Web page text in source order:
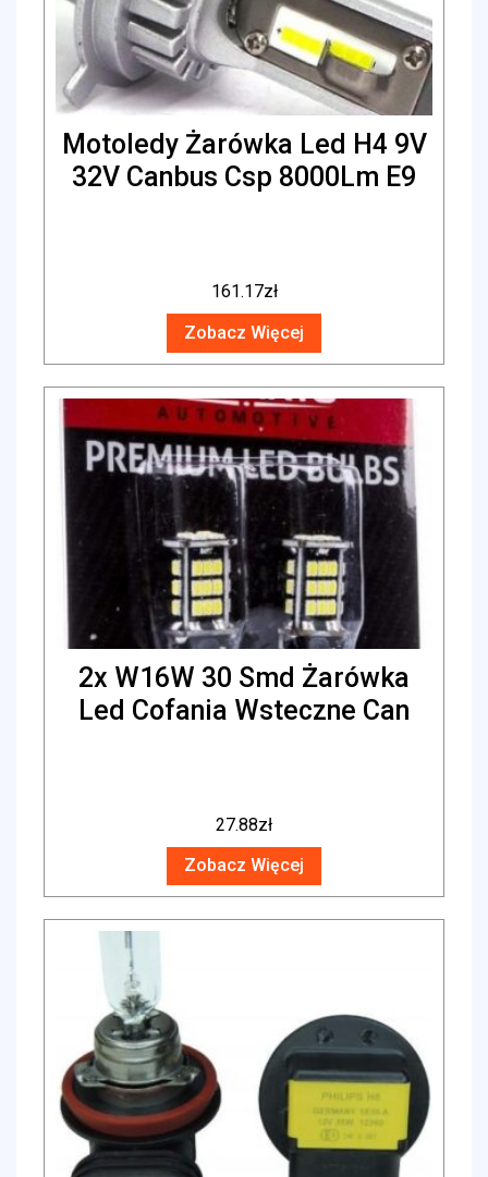
Motoledy Żarówka Led H4 9V
32V Canbus Csp 8000Lm E9
161.17zł
Zobacz Więcej
2x W16W 30 Smd Żarówka
Led Cofania Wsteczne Can
27.88zł
Zobacz Więcej